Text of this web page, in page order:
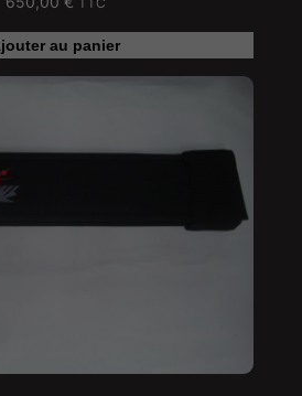
au panier